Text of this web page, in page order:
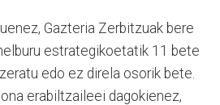
Gazteria Zerbitzuak bere
estrategikoetatik 11 bete
edo ez direla osorik bete.
erabiltzaileei dagokienez,